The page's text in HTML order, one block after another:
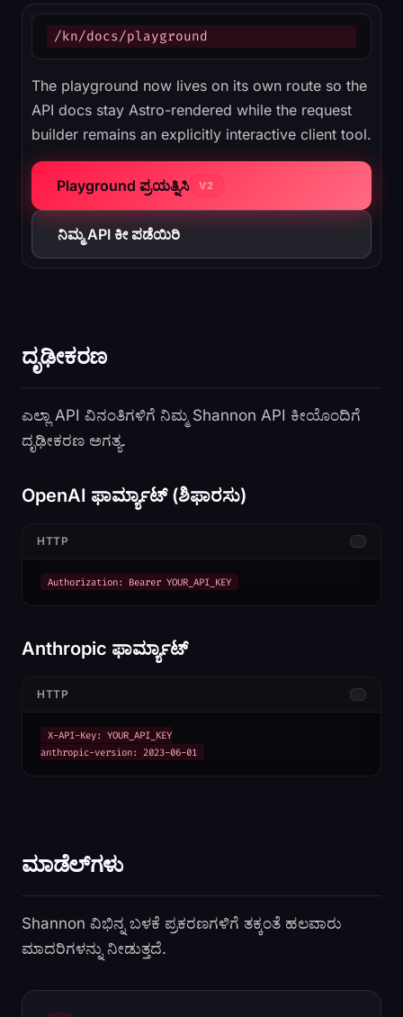
/kn/docs/playground
The playground now lives on its own route so the
API docs stay Astro-rendered while the request
builder remains an explicitly interactive client tool.
Playground ಪ್ರಯತ್ನಿಸಿ V2
ನಿಮ್ಮ API ಕೀ ಪಡೆಯಿರಿ
ದೃಢೀಕರಣ
ಎಲ್ಲಾ API ವಿನಂತಿಗಳಿಗೆ ನಿಮ್ಮ Shannon API ಕೀಯೊಂದಿಗೆ
ದೃಢೀಕರಣ ಅಗತ್ಯ.
OpenAI ಫಾರ್ಮ್ಯಾಟ್ (ಶಿಫಾರಸು)
HTTP
Authorization: Bearer YOUR_API_KEY
Anthropic ಫಾರ್ಮ್ಯಾಟ್
HTTP
X-API-Key: YOUR_API_KEY
anthropic-version: 2023-06-01
ಮಾಡೆಲ್‌ಗಳು
Shannon ವಿಭಿನ್ನ ಬಳಕೆ ಪ್ರಕರಣಗಳಿಗೆ ತಕ್ಕಂತೆ ಹಲವಾರು
ಮಾದರಿಗಳನ್ನು ನೀಡುತ್ತದೆ.